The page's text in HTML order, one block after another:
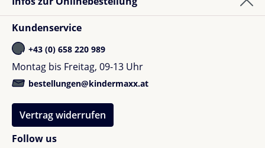
und Salzwasser.
Da die Koordination beim Tieftauchen anspruchsvoll
ist, gilt die Empfehlung ab 8 Jahren. Im flachen Wasser
können jüngere Kinder jedoch unter Aufsicht erste
Kindermaxx-Fazit
Follow us
Kundenservice
+43 (0) 658 220 989
Montag bis Freitag, 09-13 Uhr
bestellungen@kindermaxx.at
Vertrag widerrufen